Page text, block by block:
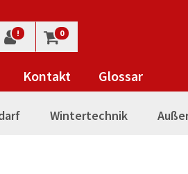
! 0
Kontakt Glossar
Wintertechnik